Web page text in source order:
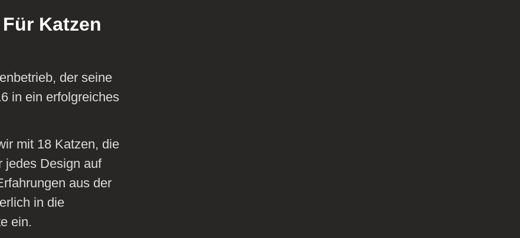
Katzen
der seine
in ein erfolgreiches
mit 18 Katzen, die
jedes Design auf
aus der
in die
ein.